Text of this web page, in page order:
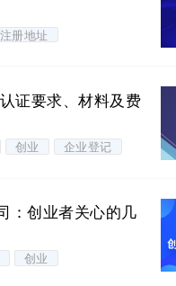
册地址
证要求、材料及费
创业 企业登记
：创业者关心的几
创业